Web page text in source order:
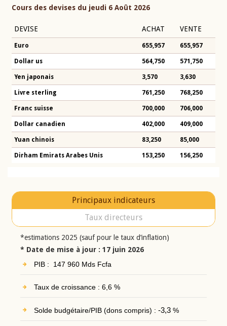
Cours des devises du jeudi 6 Août 2026
DEVISE ACHAT VENTE
Euro 655,957 655,957
Dollar us 564,750 571,750
Yen japonais 3,570 3,630
Livre sterling 761,250 768,250
Franc suisse 700,000 706,000
Dollar canadien 402,000 409,000
Yuan chinois 83,250 85,000
Dirham Emirats Arabes Unis 153,250 156,250
Principaux indicateurs
Taux directeurs
*estimations 2025 (sauf pour le taux d’inflation)
* Date de mise à jour : 17 juin 2026
PIB : 147 960 Mds Fcfa
Taux de croissance : 6,6 %
Solde budgétaire/PIB (dons compris) : -3,3%